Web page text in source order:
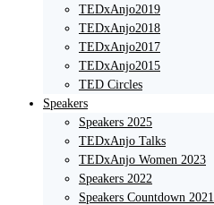
TEDxAnjo2019
TEDxAnjo2018
TEDxAnjo2017
TEDxAnjo2015
TED Circles
Speakers
Speakers 2025
TEDxAnjo Talks
TEDxAnjo Women 2023
Speakers 2022
Speakers Countdown 2021